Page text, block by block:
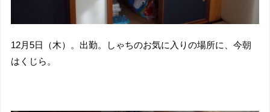
12月5日（木）。出勤。しゃちのお気に入りの場所に、今朝
はくじら。